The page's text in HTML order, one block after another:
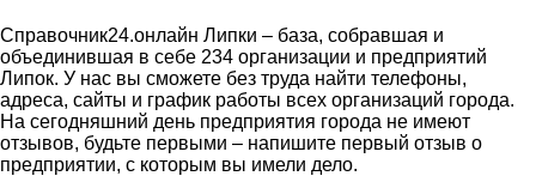
Справочник24.онлайн Липки – база, собравшая и
объединившая в себе 234 организации и предприятий
Липок. У нас вы сможете без труда найти телефоны,
адреса, сайты и график работы всех организаций города.
На сегодняшний день предприятия города не имеют
отзывов, будьте первыми – напишите первый отзыв о
предприятии, с которым вы имели дело.